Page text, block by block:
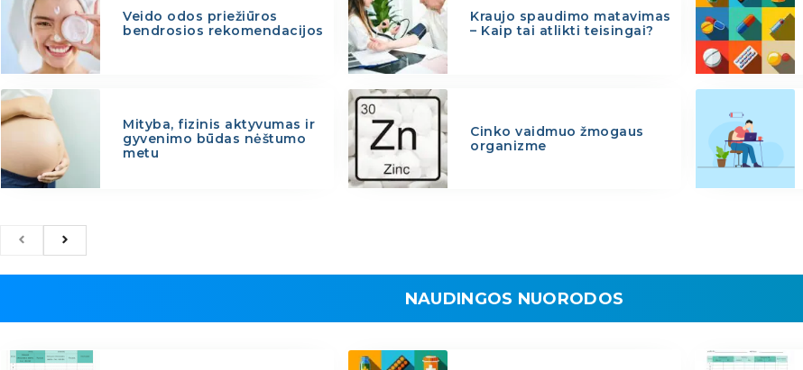
Veido odos priežiūros
bendrosios rekomendacijos
Kraujo spaudimo matavimas
– Kaip tai atlikti teisingai?
Mityba, fizinis aktyvumas ir
gyvenimo būdas nėštumo
metu
Cinko vaidmuo žmogaus
organizme
NAUDINGOS NUORODOS